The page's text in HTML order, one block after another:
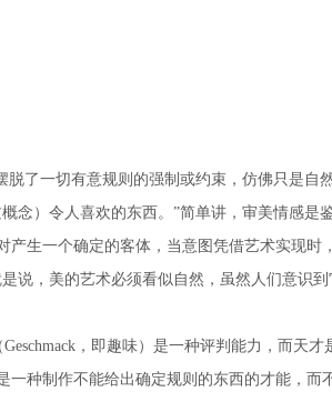
了一切有意规则的强制或约束，仿佛只是自
念）令人喜欢的东西。”简单讲，审美情感是
生一个确定的客体，当意图凭借艺术实现时
说，美的艺术必须看似自然，虽然人们意识
，即趣味）是一种评判能力，而天才
种制作不能给出确定规则的东西的才能，而